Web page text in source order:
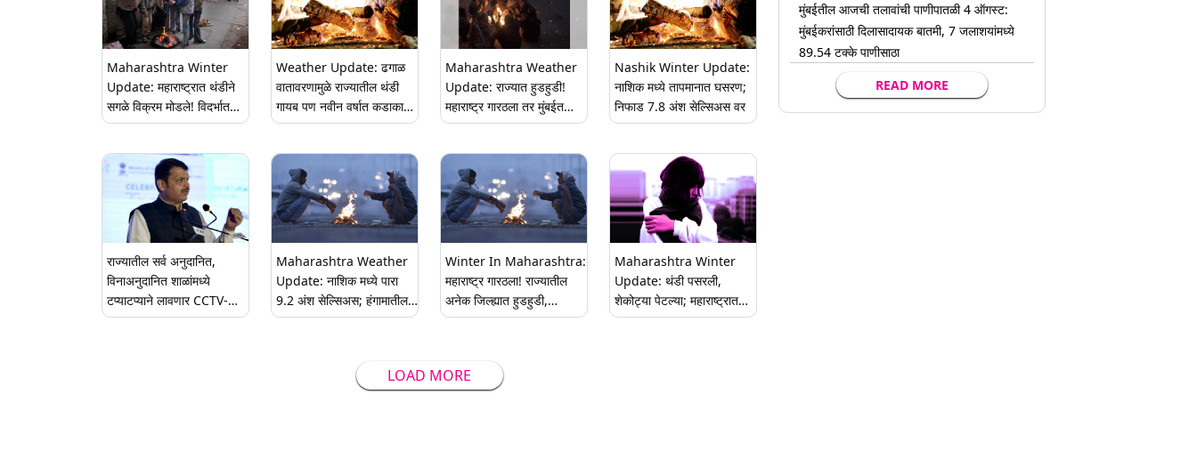
Maharashtra Winter
Update: महाराष्ट्रात थंडीने
सगळे विक्रम मोडले! विदर्भात
थंडीचा येलो अलर्ट, गेल्या ९
तापमानाची नोंद
Weather Update: ढगाळ
वातावरणामुळे राज्यातील थंडी
गायब पण नवीन वर्षात कडाका
वाढण्याची शक्यता
Maharashtra Weather
Update: राज्यात हुडहुडी!
महाराष्ट्र गारठला तर मुंबईत
पहिल्यांदाचं सर्वात निच्चांकी
Nashik Winter Update:
नाशिक मध्ये तापमानात घसरण;
निफाड 7.8 अंश सेल्सिअस वर
राज्यातील सर्व अनुदानित,
विनाअनुदानित शाळांमध्ये
टप्याटप्याने लावणार CCTV-
देवेंद्र फडणवीस
Maharashtra Weather
Update: नाशिक मध्ये पारा
9.2 अंश सेल्सिअस; हंगामातील
निच्चांकी नोंद
Winter In Maharashtra:
महाराष्ट्र गारठला! राज्यातील
अनेक जिल्ह्यात हुडहुडी,
तापमानात निचांकी नोंद
Maharashtra Winter
Update: थंडी पसरली,
शेकोट्या पेटल्या; महाराष्ट्रात
अनेक ठिकाणी हुडहुडी, ग्रामीण
LOAD MORE
मुंबईतील आजची तलावांची पाणीपातळी 4 ऑगस्ट:
मुंबईकरांसाठी दिलासादायक बातमी, 7 जलाशयांमध्ये
89.54 टक्के पाणीसाठा
READ MORE